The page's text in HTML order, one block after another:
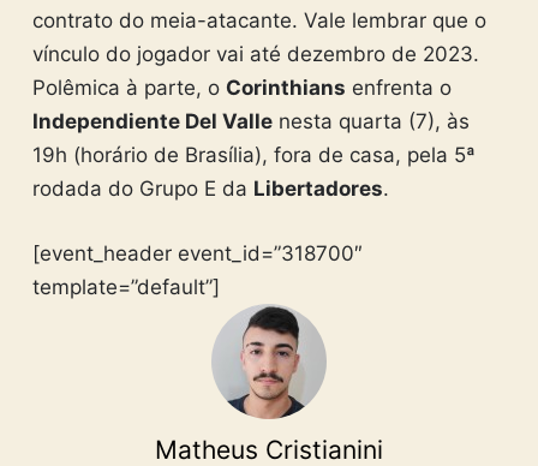
contrato do meia-atacante. Vale lembrar que o
vínculo do jogador vai até dezembro de 2023.
Polêmica à parte, o Corinthians enfrenta o
Independiente Del Vallenesta quarta (7), às
19h (horário de Brasília), fora de casa, pela 5ª
rodada do Grupo E da Libertadores.
[event_header event_id=”318700″
template=”default”]
Matheus Cristianini